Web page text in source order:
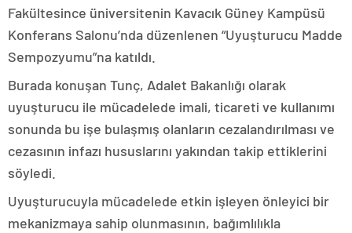
Fakültesince üniversitenin Kavacık Güney Kampüsü
Konferans Salonu’nda düzenlenen “Uyuşturucu Madde
Sempozyumu”na katıldı.
Burada konuşan Tunç, Adalet Bakanlığı olarak
uyuşturucu ile mücadelede imali, ticareti ve kullanımı
sonunda bu işe bulaşmış olanların cezalandırılması ve
cezasının infazı hususlarını yakından takip ettiklerini
söyledi.
Uyuşturucuyla mücadelede etkin işleyen önleyici bir
mekanizmaya sahip olunmasının, bağımlılıkla